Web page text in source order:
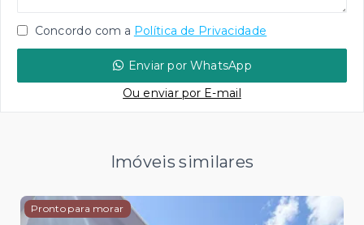
Concordo com a Política de Privacidade
Enviar por WhatsApp
Ou enviar por E-mail
Imóveis similares
Pronto para morar